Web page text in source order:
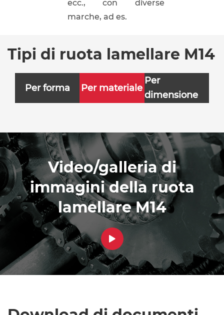
ecc., con diverse
marche, ad es.
Tipi di ruota lamellare M14
Per forma Per materiale
Per
dimensione
Video/galleria di
immagini della ruota
lamellare M14
